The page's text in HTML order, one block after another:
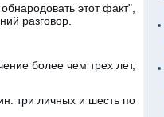
этот факт",
разговор.
более чем трех лет,
три личных и шесть по